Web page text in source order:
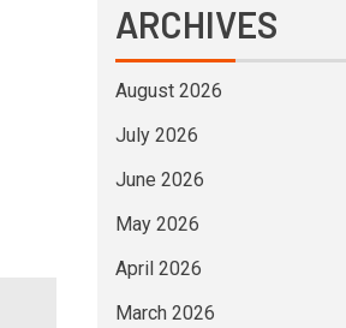
ARCHIVES
August 2026
July 2026
June 2026
May 2026
April 2026
March 2026